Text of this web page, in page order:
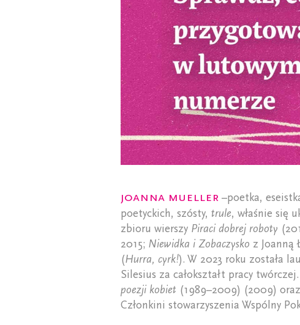
Joanna Mueller–poetka,
poetyckich, szósty, trule, właśnie się
zbioru wierszy Piraci dobrej roboty
2015; Niewidka i Zobaczysko z Joanną
(Hurra, cyrk!). W 2023 roku została
Silesius za całokształt pracy
poezji kobiet (1989–2009) (2009) oraz
Członkini stowarzyszenia Wspólny